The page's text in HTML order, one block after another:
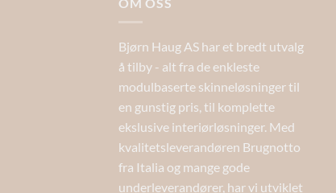
Bjørn Haug AS har et bredt utvalg
å tilby - alt fra de enkleste
modulbaserte skinneløsninger til
en gunstig pris, til komplette
ekslusive interiørløsninger. Med
kvalitetsleverandøren Brugnotto
fra Italia og mange gode
underleverandører, har vi utviklet